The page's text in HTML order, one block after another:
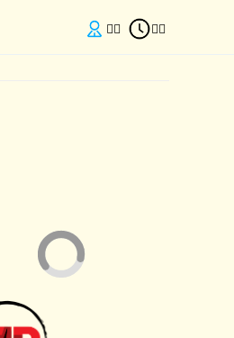
 